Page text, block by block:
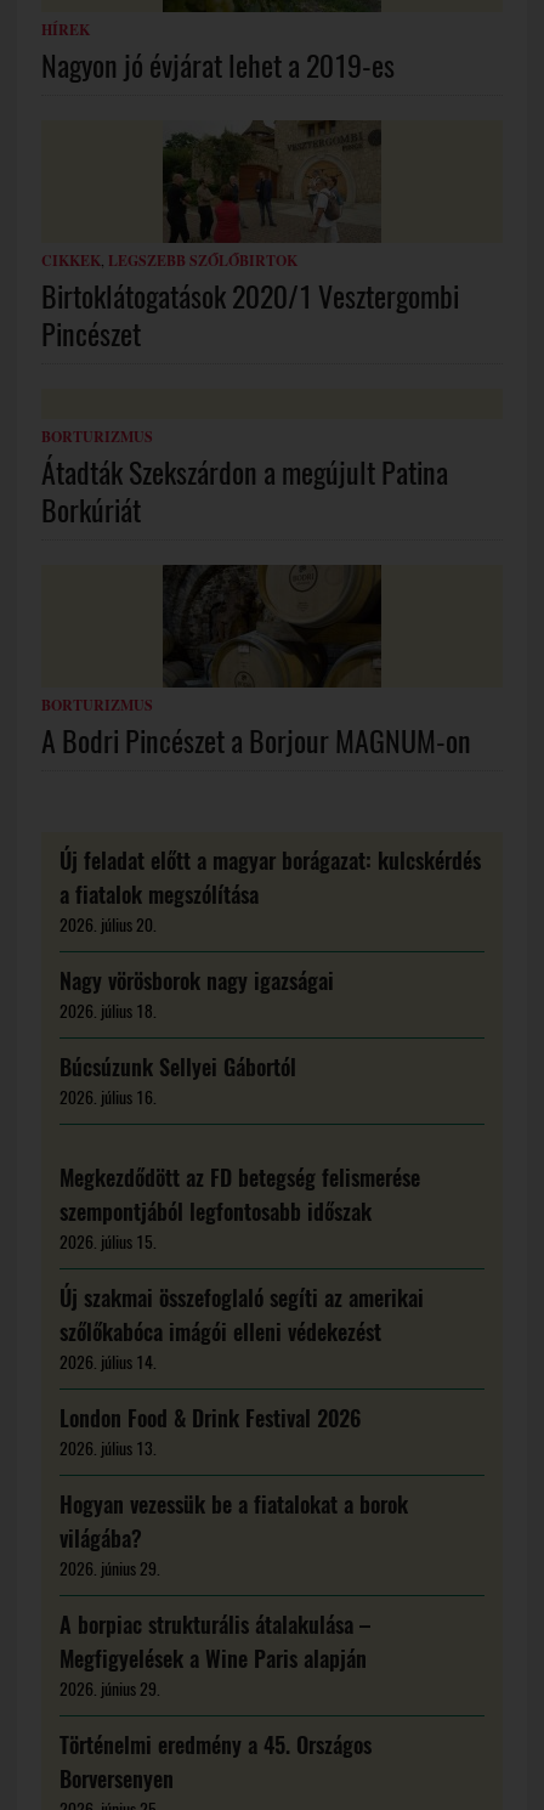
HÍREK
Nagyon jó évjárat lehet a 2019-es
CIKKEK LEGSZEBB SZŐLŐBIRTOK
Birtoklátogatások 2020/1 Vesztergombi
Pincészet
BORTURIZMUS
Átadták Szekszárdon a megújult Patina
Borkúriát
BORTURIZMUS
A Bodri Pincészet a Borjour MAGNUM-on
Új feladat előtt a magyar borágazat: kulcskérdés
a fiatalok megszólítása
2026. július 20.
Nagy vörösborok nagy igazságai
2026. július 18.
Búcsúzunk Sellyei Gábortól
2026. július 16.
Megkezdődött az FD betegség felismerése
szempontjából legfontosabb időszak
2026. július 15.
Új szakmai összefoglaló segíti az amerikai
szőlőkabóca imágói elleni védekezést
2026. július 14.
London Food & Drink Festival 2026
2026. július 13.
Hogyan vezessük be a fiatalokat a borok
világába?
2026. június 29.
A borpiac strukturális átalakulása –
Megfigyelések a Wine Paris alapján
2026. június 29.
Történelmi eredmény a 45. Országos
Borversenyen